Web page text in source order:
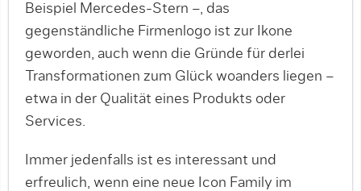
Beispiel Mercedes-Stern –, das
gegenständliche Firmenlogo ist zur Ikone
geworden, auch wenn die Gründe für derlei
Transformationen zum Glück woanders liegen –
etwa in der Qualität eines Produkts oder
Services.
Immer jedenfalls ist es interessant und
erfreulich, wenn eine neue Icon Family im